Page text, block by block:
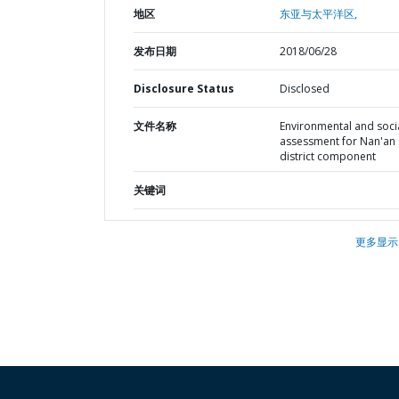
地区 东亚与太平洋区,
发布日期 2018/06/28
Disclosure Status Disclosed
文件名称
Environmental and
assessment for Nan'an
district component
关键词
更多显示